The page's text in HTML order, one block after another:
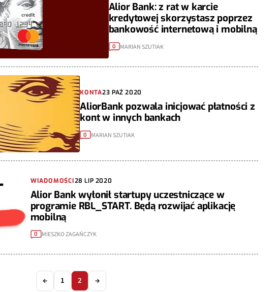
Alior Bank: z rat w karcie
kredytowej skorzystasz poprzez
bankowość internetową i mobilną
0 MARIAN SZUTIAK
KONTA23 PAŹ 2020
AliorBank pozwala inicjować płatności z
kont w innych bankach
0 MARIAN SZUTIAK
WIADOMOŚCI28 LIP 2020
Alior Bank wyłonił startupy uczestniczące w
programie RBL_START. Będą rozwijać aplikację
mobilną
0 MIESZKO ZAGAŃCZYK
← 1 2 →